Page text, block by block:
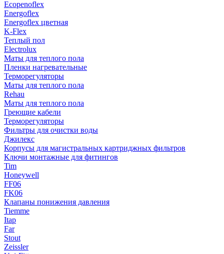
Ecopenoflex
Energoflex
Energoflex цветная
K-Flex
Теплый пол
Electrolux
Маты для теплого пола
Пленки нагревательные
Терморегуляторы
Маты для теплого пола
Rehau
Маты для теплого пола
Греющие кабели
Терморегуляторы
Фильтры для очистки воды
Джилекс
Корпусы для магистральных картриджных фильтров
Ключи монтажные для фитингов
Tim
Honeywell
FF06
FK06
Клапаны понижения давления
Tiemme
Itap
Far
Stout
Zeissler